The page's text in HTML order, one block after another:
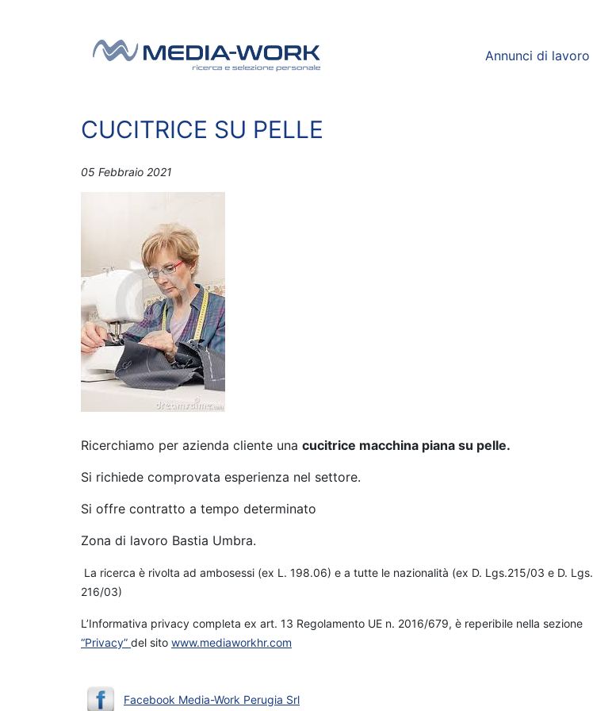
Navigazione principale Annunci di lavoro
CUCITRICE SU PELLE
05 Febbraio 2021
Ricerchiamo per azienda cliente una cucitrice macchina piana su pelle.
Si richiede comprovata esperienza nel settore.
Si offre contratto a tempo determinato
Zona di lavoro Bastia Umbra.
La ricerca è rivolta ad ambosessi (ex L. 198.06) e a tutte le nazionalità (ex D. Lgs.215/03 e D. Lgs.
216/03)
L’Informativa privacy completa ex art. 13 Regolamento UE n. 2016/679, è reperibile nella sezione
“Privacy” del sito www.mediaworkhr.com
Facebook Media-Work Perugia Srl